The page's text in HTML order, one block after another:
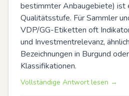
bestimmter Anbaugebiete) ist
Qualitätsstufe. Für Sammler
VDP/GG-Etiketten oft
und Investmentrelevanz,
Bezeichnungen in Burgund
Klassifikationen.
Vollständige Antwort lesen →